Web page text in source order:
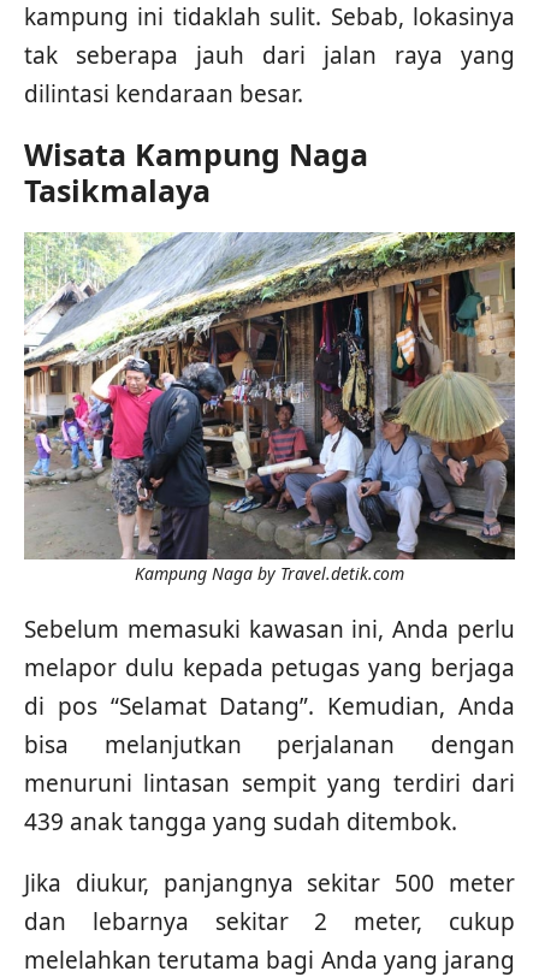
kampung ini tidaklah sulit. Sebab, lokasinya
tak seberapa jauh dari jalan raya yang
dilintasi kendaraan besar.
Wisata Kampung Naga
Tasikmalaya
Kampung Naga by Travel.detik.com
Sebelum memasuki kawasan ini, Anda perlu
melapor dulu kepada petugas yang berjaga
di pos “Selamat Datang”. Kemudian, Anda
bisa melanjutkan perjalanan dengan
menuruni lintasan sempit yang terdiri dari
439 anak tangga yang sudah ditembok.
Jika diukur, panjangnya sekitar 500 meter
dan lebarnya sekitar 2 meter, cukup
melelahkan terutama bagi Anda yang jarang